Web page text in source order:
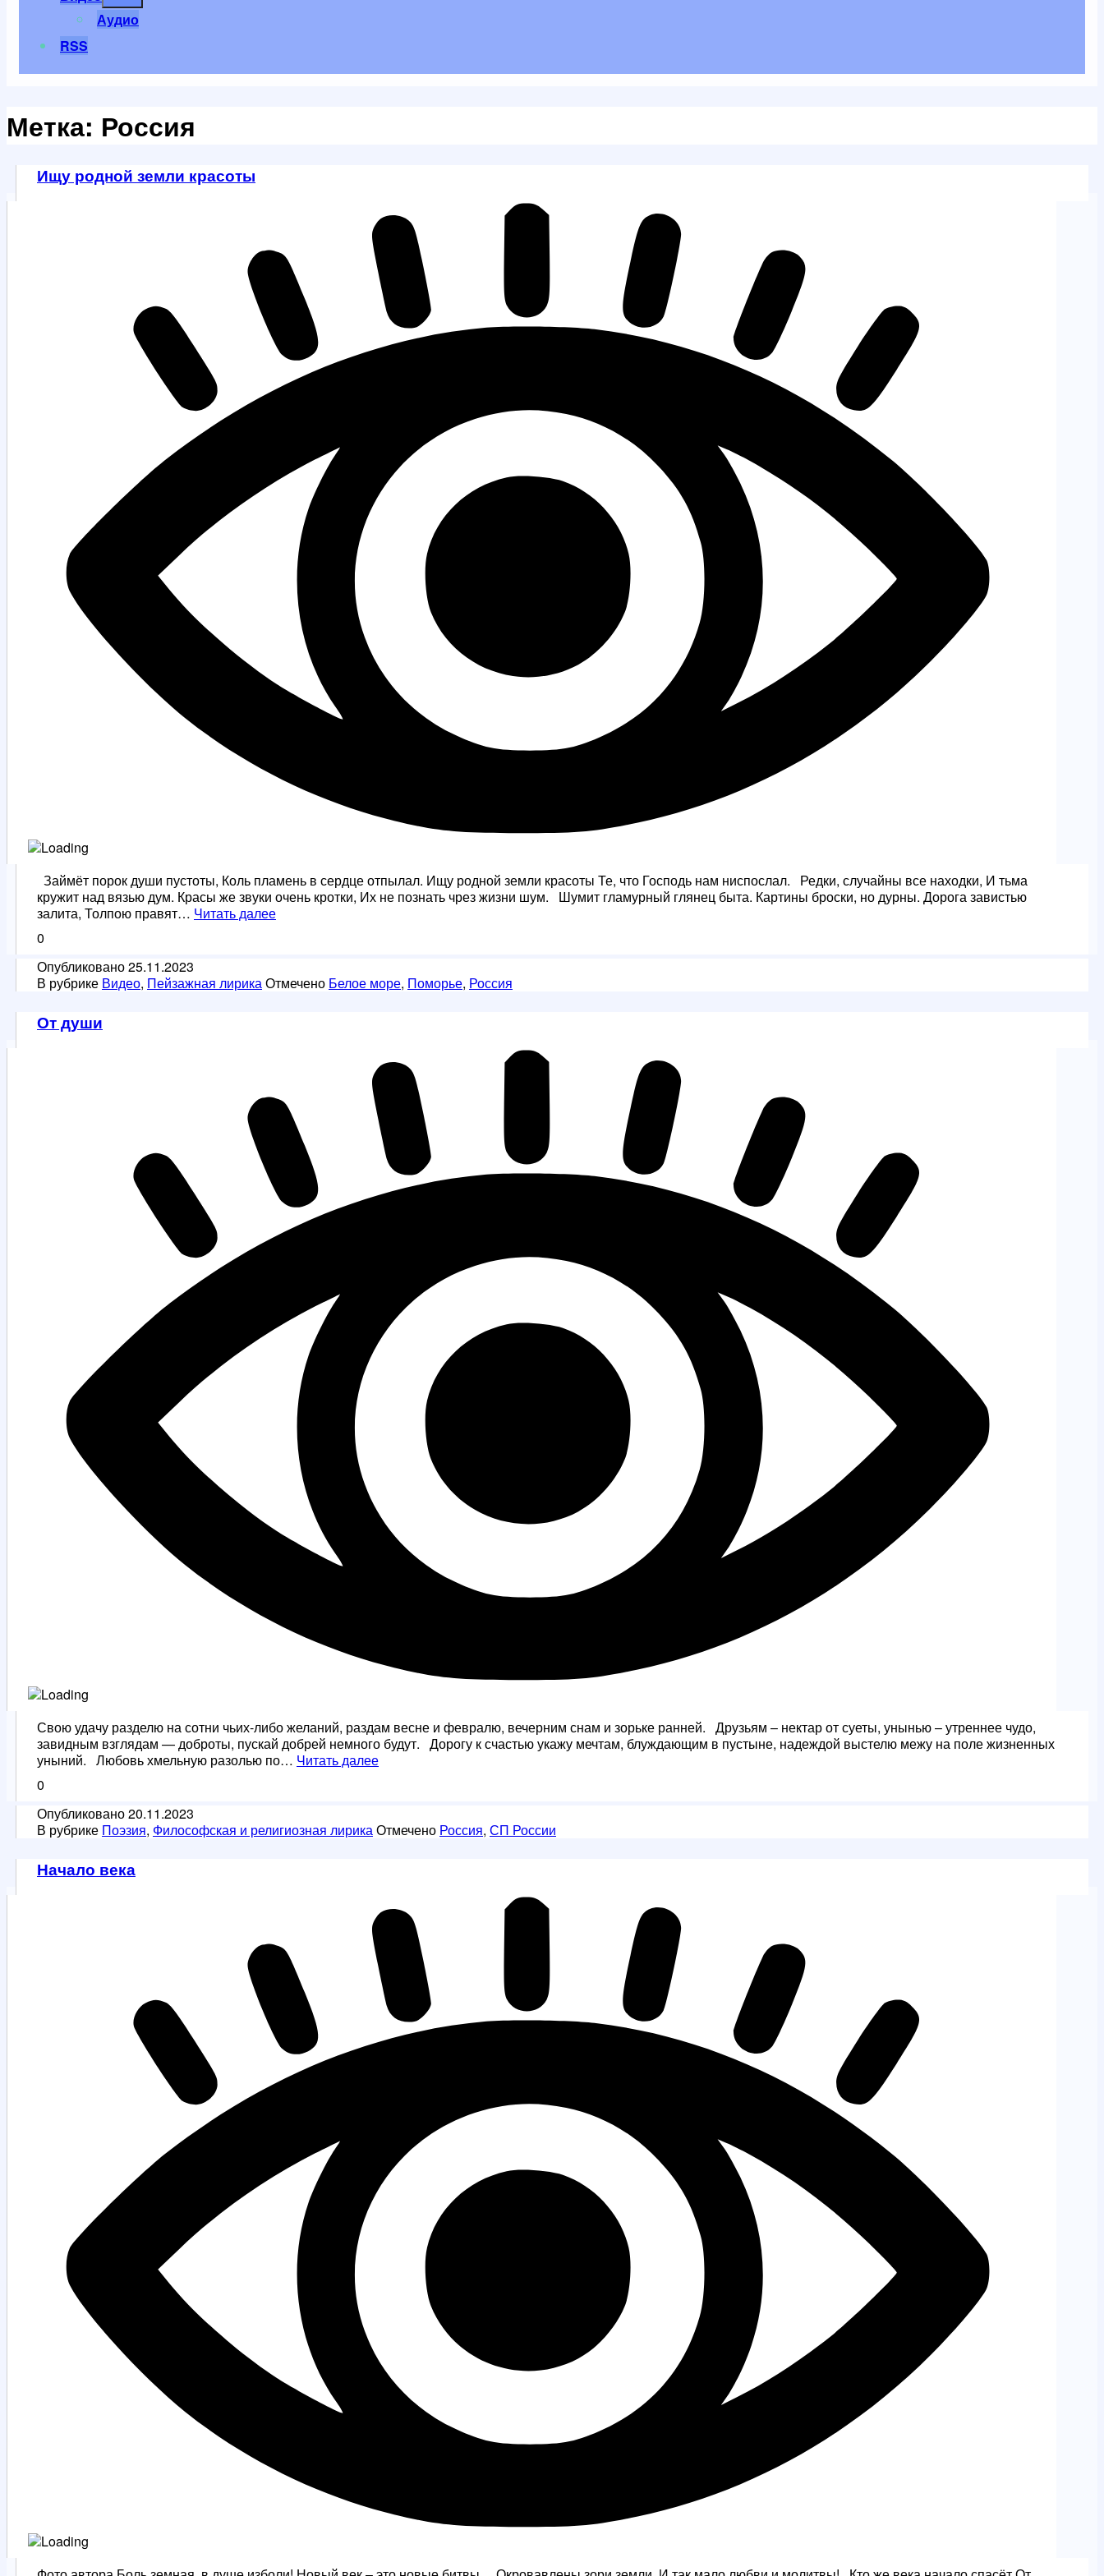
Аудио
RSS
Метка: Россия
Ищу родной земли красоты
Займёт порок души пустоты, Коль пламень в сердце отпылал. Ищу родной земли красоты Те, что Господь нам ниспослал. Редки, случайны все находки, И тьма
кружит над вязью дум. Красы же звуки очень кротки, Их не познать чрез жизни шум. Шумит гламурный глянец быта. Картины броски, но дурны. Дорога завистью
залита, Толпою правят… Читать далееИщу
0
Опубликовано25.11.2023
В рубрике Видео, Пейзажная лирикаОтмечено Белое море, Поморье, Россия
От души
Свою удачу разделю на сотни чьих-либо желаний, раздам весне и февралю, вечерним снам и зорьке ранней. Друзьям – нектар от суеты, унынью – утреннее чудо,
завидным взглядам — доброты, пускай добрей немного будут. Дорогу к счастью укажу мечтам, блуждающим в пустыне, надеждой выстелю межу на поле жизненных
уныний. Любовь хмельную разолью по… Читать далееОт
0
Опубликовано20.11.2023
В рубрике Поэзия, Философская и религиозная лирикаОтмечено Россия, СП России
Начало века